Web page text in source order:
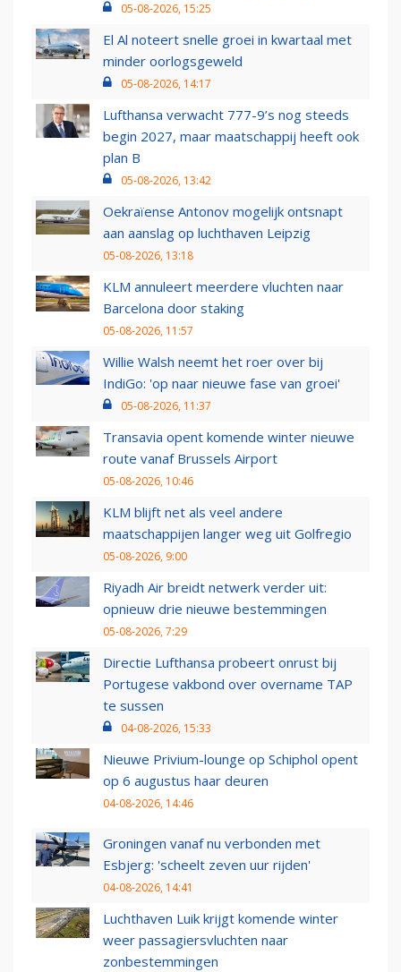
05-08-2026, 15:25
El Al noteert snelle groei in kwartaal met
minder oorlogsgeweld
05-08-2026, 14:17
Lufthansa verwacht 777-9’s nog steeds
begin 2027, maar maatschappij heeft ook
plan B
05-08-2026, 13:42
Oekraïense Antonov mogelijk ontsnapt
aan aanslag op luchthaven Leipzig
05-08-2026, 13:18
KLM annuleert meerdere vluchten naar
Barcelona door staking
05-08-2026, 11:57
Willie Walsh neemt het roer over bij
IndiGo: 'op naar nieuwe fase van groei'
05-08-2026, 11:37
Transavia opent komende winter nieuwe
route vanaf Brussels Airport
05-08-2026, 10:46
KLM blijft net als veel andere
maatschappijen langer weg uit Golfregio
05-08-2026, 9:00
Riyadh Air breidt netwerk verder uit:
opnieuw drie nieuwe bestemmingen
05-08-2026, 7:29
Directie Lufthansa probeert onrust bij
Portugese vakbond over overname TAP
te sussen
04-08-2026, 15:33
Nieuwe Privium-lounge op Schiphol opent
op 6 augustus haar deuren
04-08-2026, 14:46
Groningen vanaf nu verbonden met
Esbjerg: 'scheelt zeven uur rijden'
04-08-2026, 14:41
Luchthaven Luik krijgt komende winter
weer passagiersvluchten naar
zonbestemmingen